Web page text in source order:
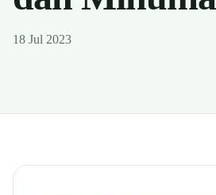
18 Jul 2023